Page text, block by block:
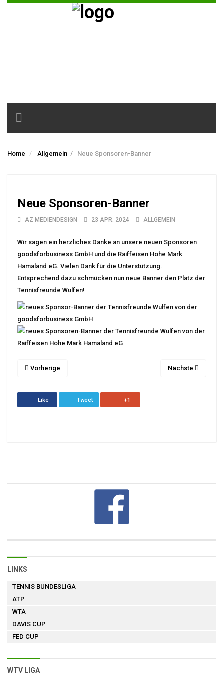
Toggle
navigation
Home Allgemein / Neue Sponsoren-Banner
Neue Sponsoren-Banner
AZ MEDIENDESIGN 23 APR. 2024 ALLGEMEIN
Wir sagen ein herzliches Danke an unsere neuen Sponsoren
goodsforbusiness GmbH und die Raiffeisen Hohe Mark
Hamaland eG. Vielen Dank für die Unterstützung.
Entsprechend dazu schmücken nun neue Banner den Platz der
Tennisfreunde Wulfen!
Vorherige Nächste
Like Tweet +1
LINKS
TENNIS BUNDESLIGA
ATP
WTA
DAVIS CUP
FED CUP
WTV LIGA